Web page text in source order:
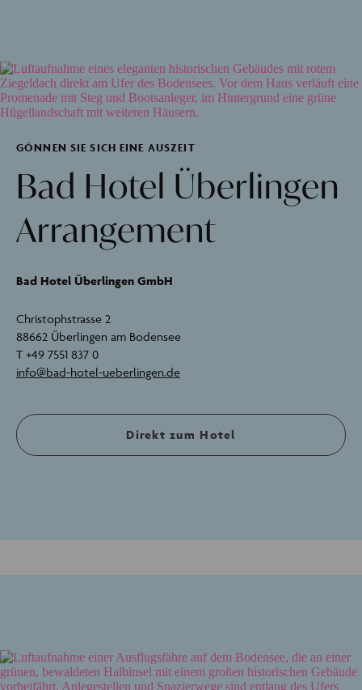
GÖNNEN SIE SICH EINE AUSZEIT
Bad Hotel Überlingen
Arrangement
Bad Hotel Überlingen GmbH
Christophstrasse 2
88662 Überlingen am Bodensee
T +49 7551 837 0
info@bad-hotel-ueberlingen.de
Direkt zum Hotel